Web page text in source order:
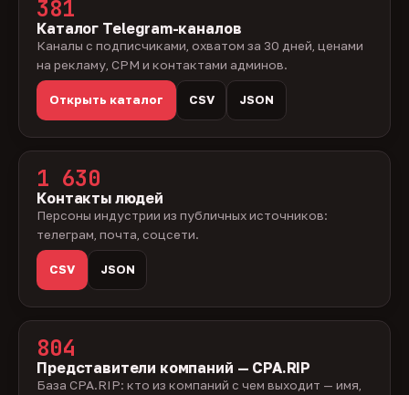
381
Каталог Telegram-каналов
Каналы с подписчиками, охватом за 30 дней, ценами
на рекламу, CPM и контактами админов.
Открыть каталог CSV JSON
1 630
Контакты людей
Персоны индустрии из публичных источников:
телеграм, почта, соцсети.
CSV JSON
804
Представители компаний — CPA.RIP
База CPA.RIP: кто из компаний с чем выходит — имя,